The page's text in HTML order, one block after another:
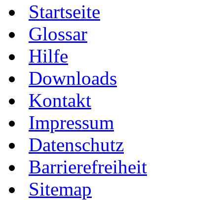
Startseite
Glossar
Hilfe
Downloads
Kontakt
Impressum
Datenschutz
Barrierefreiheit
Sitemap